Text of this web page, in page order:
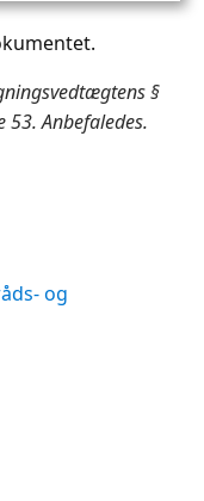
§
Anbefaledes.
og